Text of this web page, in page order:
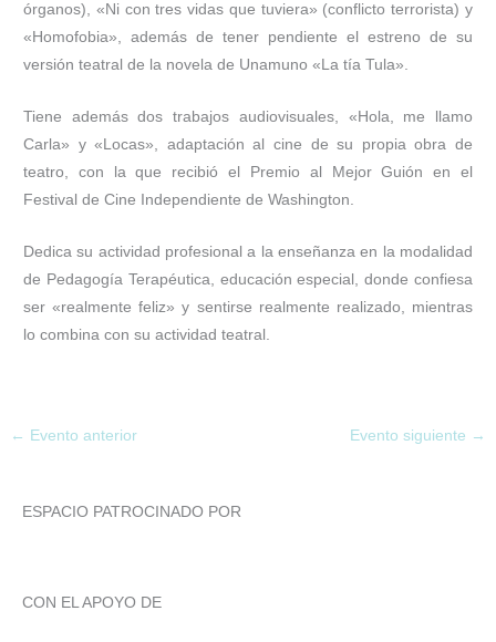
órganos), «Ni con tres vidas que tuviera» (conflicto terrorista) y
«Homofobia», además de tener pendiente el estreno de su
versión teatral de la novela de Unamuno «La tía Tula».
Tiene además dos trabajos audiovisuales, «Hola, me llamo
Carla» y «Locas», adaptación al cine de su propia obra de
teatro, con la que recibió el Premio al Mejor Guión en el
Festival de Cine Independiente de Washington.
Dedica su actividad profesional a la enseñanza en la modalidad
de Pedagogía Terapéutica, educación especial, donde confiesa
ser «realmente feliz» y sentirse realmente realizado, mientras
lo combina con su actividad teatral.
← Evento anterior Evento siguiente →
ESPACIO PATROCINADO POR
CON EL APOYO DE